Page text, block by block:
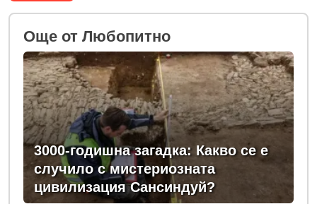
Oще от Любопитно
3000-годишна загадка: Какво се е
случило с мистериозната
цивилизация Сансиндуй?